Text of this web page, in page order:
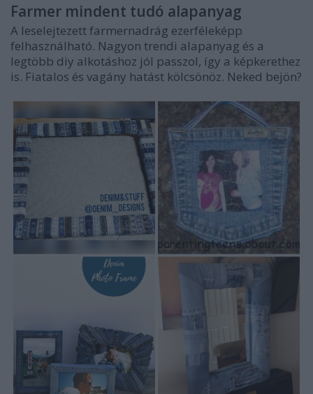
Farmer mindent tudó alapanyag
A leselejtezett farmernadrág ezerféleképp
felhasználható. Nagyon trendi alapanyag és a
legtöbb diy alkotáshoz jól passzol, így a képkerethez
is. Fiatalos és vagány hatást kölcsönöz. Neked bejön?